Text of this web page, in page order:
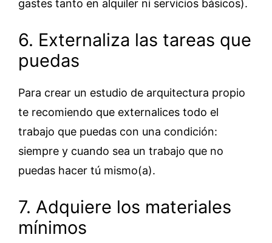
gastes tanto en alquiler ni servicios básicos).
6. Externaliza las tareas que
puedas
Para crear un estudio de arquitectura propio
te recomiendo que externalices todo el
trabajo que puedas con una condición:
siempre y cuando sea un trabajo que no
puedas hacer tú mismo(a).
7. Adquiere los materiales
mínimos